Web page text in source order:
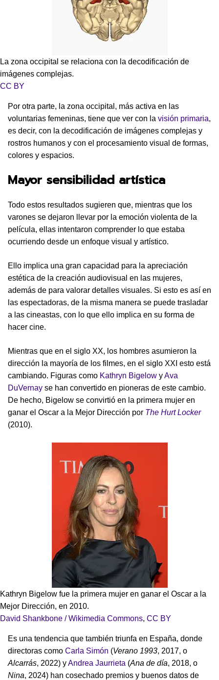
La zona occipital se relaciona con la decodificación de
imágenes complejas.
CC BY
Por otra parte, la zona occipital, más activa en las
voluntarias femeninas, tiene que ver con la visión primaria,
es decir, con la decodificación de imágenes complejas y
rostros humanos y con el procesamiento visual de formas,
colores y espacios.
Mayor sensibilidad artística
Todo estos resultados sugieren que, mientras que los
varones se dejaron llevar por la emoción violenta de la
película, ellas intentaron comprender lo que estaba
ocurriendo desde un enfoque visual y artístico.
Ello implica una gran capacidad para la apreciación
estética de la creación audiovisual en las mujeres,
además de para valorar detalles visuales. Si esto es así en
las espectadoras, de la misma manera se puede trasladar
a las cineastas, con lo que ello implica en su forma de
hacer cine.
Mientras que en el siglo XX, los hombres asumieron la
dirección la mayoría de los filmes, en el siglo XXI esto está
cambiando. Figuras como Kathryn Bigelow yAva
DuVernay se han convertido en pioneras de este cambio.
De hecho, Bigelow se convirtió en la primera mujer en
ganar el Oscar a la Mejor Dirección por The Hurt Locker
(2010).
Kathryn Bigelow fue la primera mujer en ganar el Oscar a la
Mejor Dirección, en 2010.
David Shankbone / Wikimedia Commons, CC BY
Es una tendencia que también triunfa en España, donde
directoras como Carla Simón (Verano 1993, 2017, o
Alcarrás, 2022) yAndrea Jaurrieta (Ana de día, 2018, o
Nina, 2024) han cosechado premios y buenos datos de